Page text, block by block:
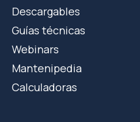
Descargables
Guías técnicas
Webinars
Mantenipedia
Calculadoras